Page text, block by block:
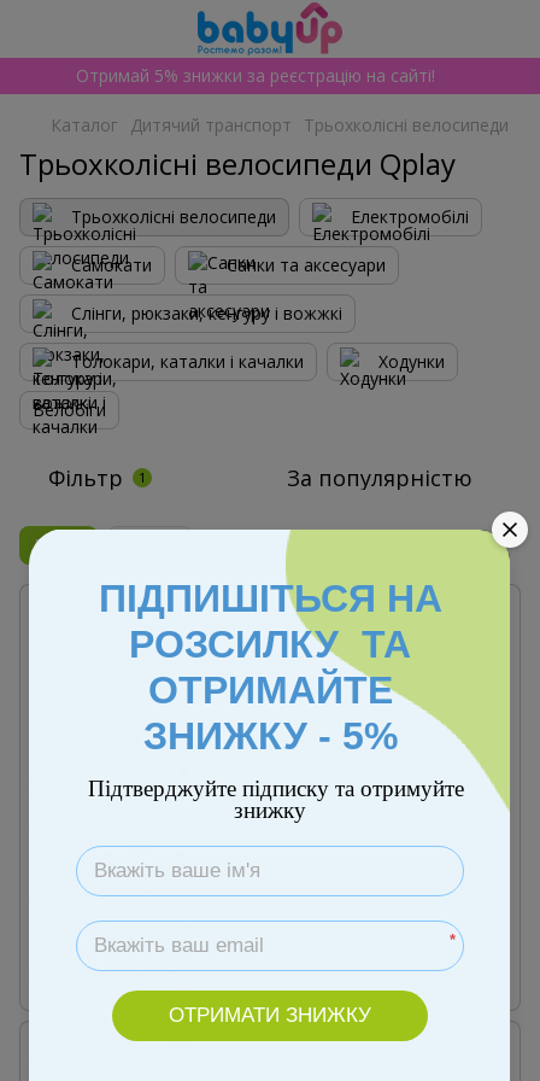
Отримай 5% знижки за реєстрацію на сайті!
Каталог Дитячий транспорт Трьохколісні велосипеди
Трьохколісні велосипеди Qplay
Трьохколісні велосипеди Електромобілі
Самокати Санки та аксесуари
Слінги, рюкзаки, кенгуру і вожжкі
Толокари, каталки і качалки Ходунки
Велобіги
Фільтр 1 За популярністю
Бренд
Артикул: 00000001464
Велосипед триколісний
дитячий Qplay ELITE+ Red
Купити
Артикул: 00000001462
Велосипед триколісний
дитячий Qplay ELITE+ Green
Купити
ПІДПИШІТЬСЯ НА
РОЗСИЛКУ ТА
ОТРИМАЙТЕ
ЗНИЖКУ - 5%
Підтверджуйте підписку та отримуйте
знижку
*
ОТРИМАТИ ЗНИЖКУ